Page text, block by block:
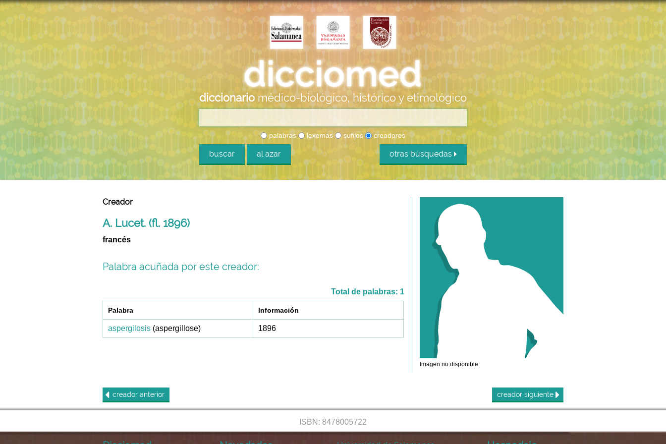
diccionario médico-biológico, histórico y etimológico
palabras lexemas sufijos creadores
buscar al azar otras búsquedas
Creador
A. Lucet. (fl. 1896)
francés
Palabra acuñada por este creador:
Total de palabras: 1
Palabra Información
aspergilosis (aspergillose) 1896
Imagen no disponible
creador anterior creador siguiente
ISBN: 8478005722